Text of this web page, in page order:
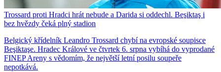
Trossard proti Hradci hrát nebude a Darida si oddechl. Beşiktaş i
bez hvězdy čeká plný stadion
Belgický křídelník Leandro Trossard chybí na evropské soupisce
Beşiktaşe. Hradec Králové ve čtvrtek 6. srpna vybíhá do vyprodané
FINEP Areny s vědomím, že největší letní posilu soupeře
nepotkává.